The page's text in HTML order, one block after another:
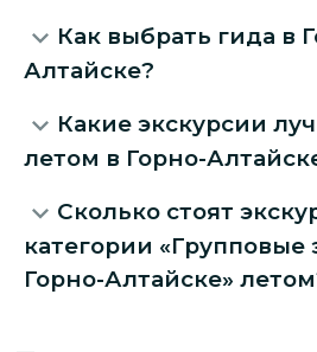
Как выбрать гида в
Алтайске?
Какие экскурсии
летом в Горно-
Сколько стоят
категории «Групповые
Горно-Алтайске»